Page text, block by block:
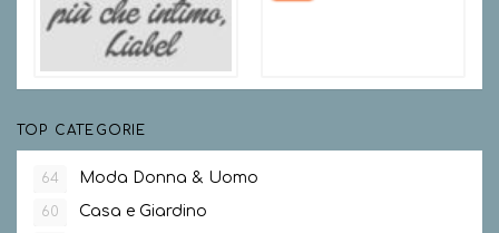
TOP CATEGORIE
64 Moda Donna & Uomo
60 Casa e Giardino